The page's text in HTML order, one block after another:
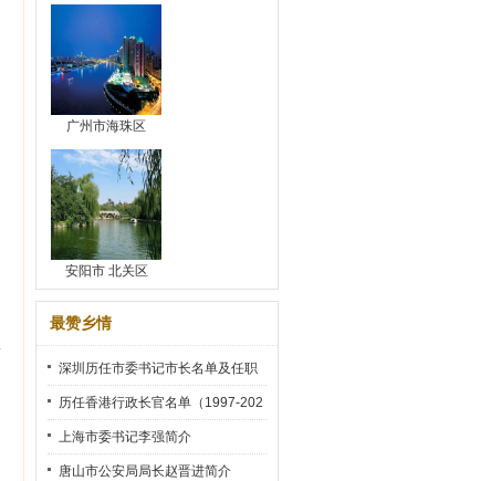
广州市海珠区
安阳市 北关区
最赞乡情
深圳历任市委书记市长名单及任职
时间
历任香港行政长官名单（1997-202
2）
上海市委书记李强简介
唐山市公安局局长赵晋进简介